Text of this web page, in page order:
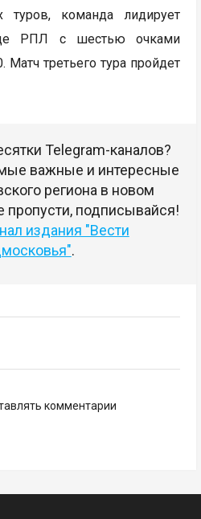
туров, команда лидирует
РПЛ с шестью очками
третьего тура пройдет
Telegram-каналов?
важные и интересные
региона в новом
пропусти, подписывайся!
издания "Вести
.
комментарии